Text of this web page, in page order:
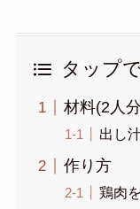
タップ
材料(2人
出し
作り方
鶏肉